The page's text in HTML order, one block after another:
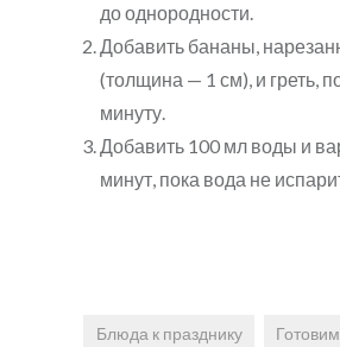
до однородности.
Добавить бананы,
(толщина — 1 см), и греть,
минуту.
Добавить 100 мл воды и
минут, пока вода не
Блюда к празднику